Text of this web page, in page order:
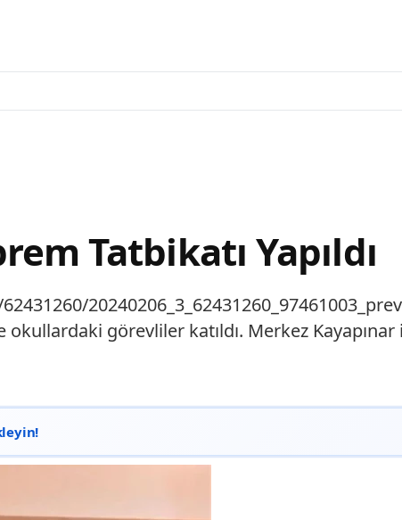
Tatbikatı Yapıldı
görevliler katıldı. Merkez